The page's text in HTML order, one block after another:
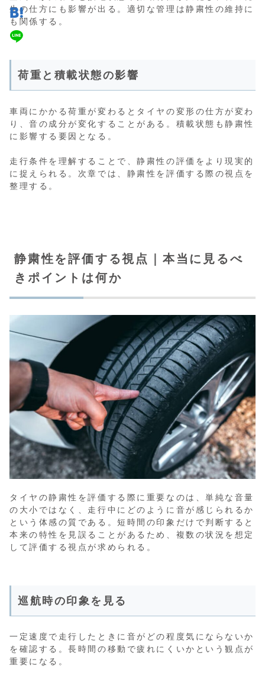
生の仕方にも影響が出る。適切な管理は静粛性の維持に
も関係する。
荷重と積載状態の影響
車両にかかる荷重が変わるとタイヤの変形の仕方が変わ
り、音の成分が変化することがある。積載状態も静粛性
に影響する要因となる。
走行条件を理解することで、静粛性の評価をより現実的
に捉えられる。次章では、静粛性を評価する際の視点を
整理する。
静粛性を評価する視点｜本当に見るべ
きポイントは何か
タイヤの静粛性を評価する際に重要なのは、単純な音量
の大小ではなく、走行中にどのように音が感じられるか
という体感の質である。短時間の印象だけで判断すると
本来の特性を見誤ることがあるため、複数の状況を想定
して評価する視点が求められる。
巡航時の印象を見る
一定速度で走行したときに音がどの程度気にならないか
を確認する。長時間の移動で疲れにくいかという観点が
重要になる。